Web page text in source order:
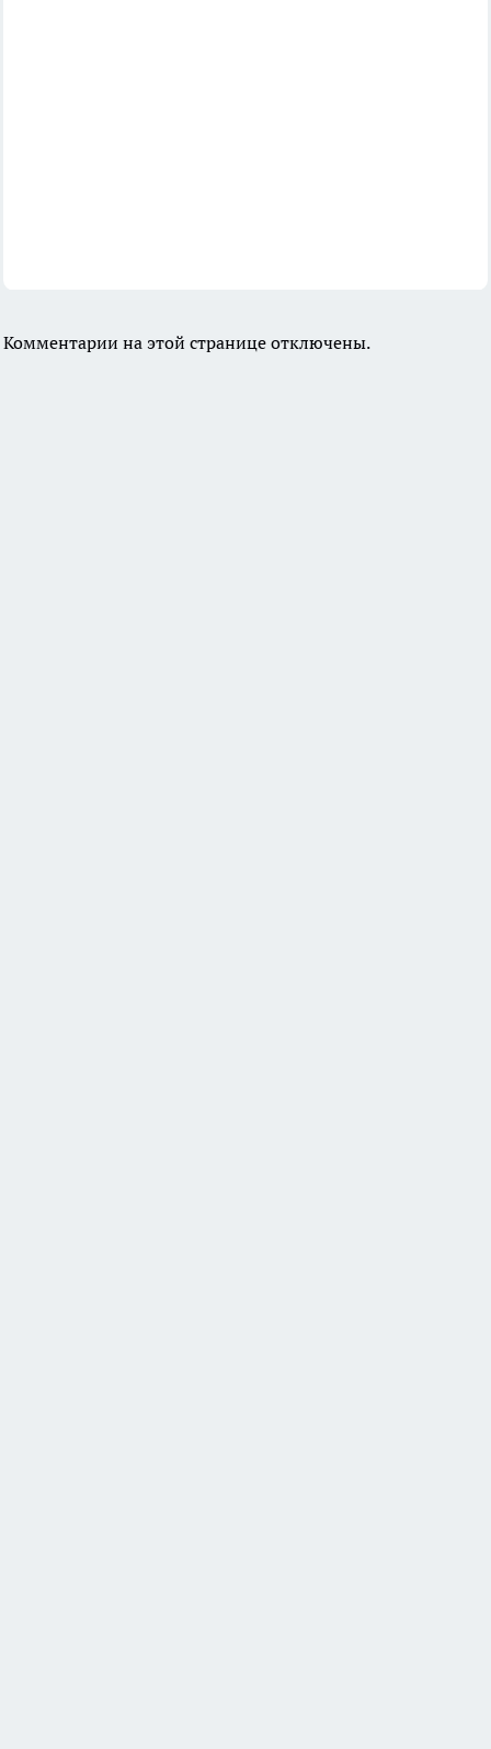
Комментарии на этой странице отключены.